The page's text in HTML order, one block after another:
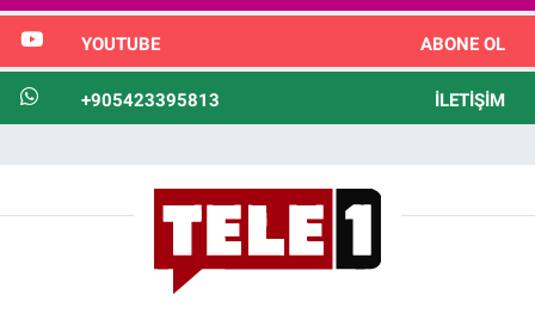
YOUTUBE ABONE OL
+905423395813 İLETIŞIM